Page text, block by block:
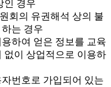
인 경우
회의 유권해석 상의 불
는 경우
하여 얻은 정보를 교육
없이 상업적으로 이용하
번호로 가입되어 있는